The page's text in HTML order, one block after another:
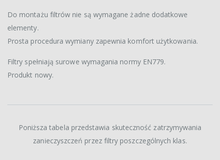
Do montażu filtrów nie są wymagane żadne dodatkowe
elementy.
Prosta procedura wymiany zapewnia komfort użytkowania.
Filtry spełniają surowe wymagania normy EN779.
Produkt nowy.
Poniższa tabela przedstawia skuteczność zatrzymywania
zanieczyszczeń przez filtry poszczególnych klas.